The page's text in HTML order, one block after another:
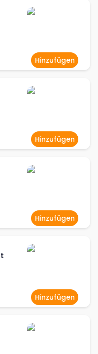
Hinzufügen
Hinzufügen
Hinzufügen
Hinzufügen